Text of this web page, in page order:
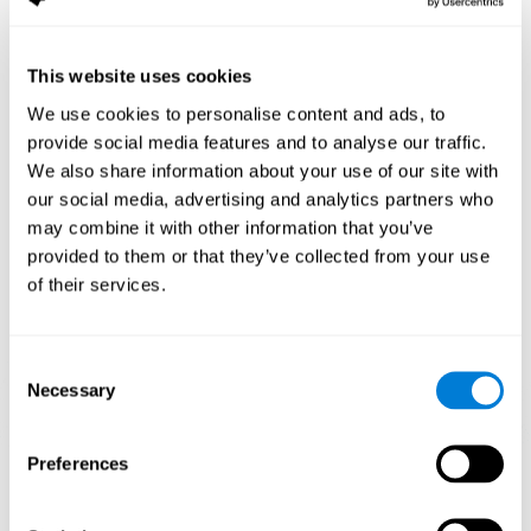
This website uses cookies
We use cookies to personalise content and ads, to
provide social media features and to analyse our traffic.
We also share information about your use of our site with
our social media, advertising and analytics partners who
may combine it with other information that you’ve
provided to them or that they’ve collected from your use
of their services.
Selection
Necessary
Preferences
التنظيم واستعادة الوظائف المعرفية الضعيفة.
قد يساعد التنبيه المستمرّ للمهارات في إنشاء نقط الاشتيباك جديدة وفي
إعادة التنظيم للدوائر العصبية وتحسّن الوظائف المعرفية. تنشّط اللعبة
العقلية ألغاز في تنبيه المهارات المتعلّقة بالفحص البصري والإدراك
المكاني.
الأسبوع الثاني
إسقاط رسومي توجيهي للشبكات العصبية بعد 3 أسابيع.
ما يحدث إن لم أدرّب مهاراتي المعرفية؟